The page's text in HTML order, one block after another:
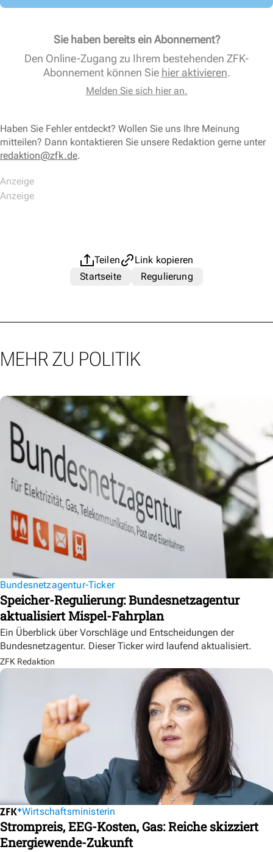
Sie haben bereits ein Abonnement?
Den Online-Zugang zu Ihrem bestehenden ZFK-
Abonnement können Sie hier aktivieren.
Melden Sie sich hier an.
Haben Sie Fehler entdeckt? Wollen Sie uns Ihre Meinung
mitteilen? Dann kontaktieren Sie unsere Redaktion gerne unter
redaktion@zfk.de.
Teilen
Link kopieren
Startseite
Regulierung
MEHR ZU POLITIK
Bundesnetzagentur-Ticker
Speicher-Regulierung: Bundesnetzagentur
aktualisiert Mispel-Fahrplan
Ein Überblick über Vorschläge und Entscheidungen der
Bundesnetzagentur. Dieser Ticker wird laufend aktualisiert.
ZFK Redaktion
Wirtschaftsministerin
Strompreis, EEG-Kosten, Gas: Reiche skizziert
Energiewende-Zukunft